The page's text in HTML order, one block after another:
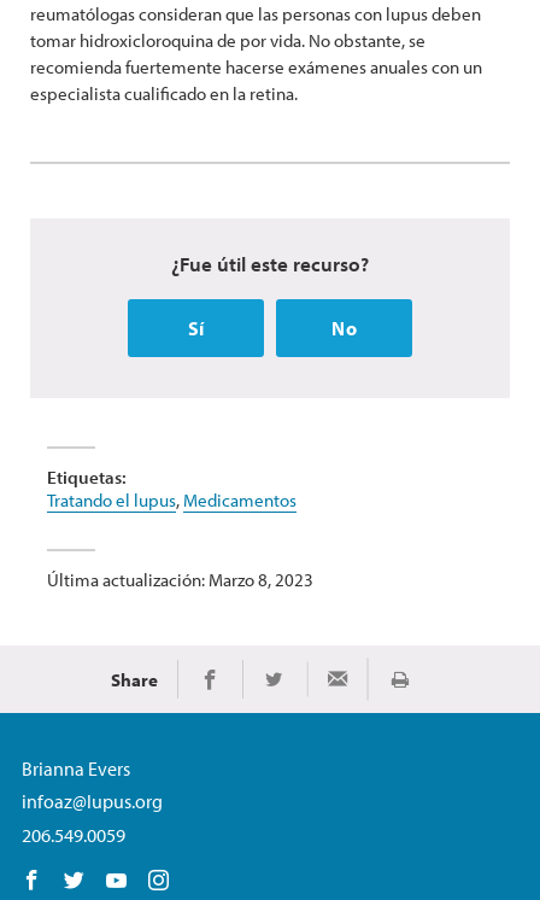
reumatólogas consideran que las personas con lupus deben
tomar hidroxicloroquina de por vida. No obstante, se
recomienda fuertemente hacerse exámenes anuales con un
especialista cualificado en la retina.
¿Fue útil este recurso?
Sí No
Etiquetas:
Tratando el lupus, Medicamentos
Última actualización: Marzo 8, 2023
Share Share on Facebook
Share on TwitterShare via EmailImprimir
Brianna Evers
infoaz@lupus.org
206.549.0059
Follow us on Facebook
Follow us on Twitter
Follow us on YouTube